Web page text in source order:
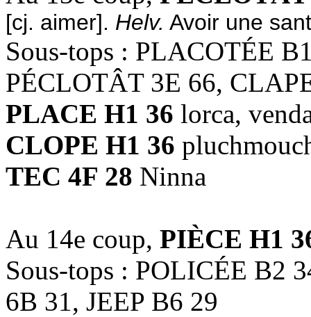
[cj. aimer]. Helv. Avoir une
Sous-tops : PLACOTÉE
PÉCLOTÂT 3E 66,
PLACE H1 36 lorca,
CLOPE H1 36
TEC 4F 28 Ninna
Au 14e coup, PIÈCE H1
Sous-tops : POLICÉE B2
6B 31, JEEP B6 29